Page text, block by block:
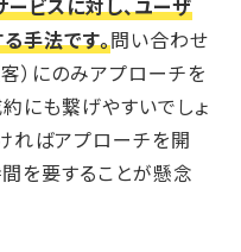
ービスに対し、ユーザ
手法です。問い合わせ
）にのみアプローチを
にも繋げやすいでしょ
ればアプローチを開
を要することが懸念